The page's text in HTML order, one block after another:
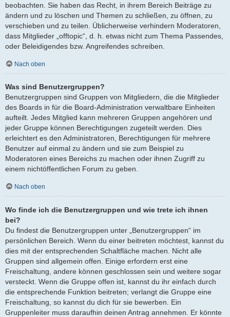
beobachten. Sie haben das Recht, in ihrem Bereich Beiträge zu
ändern und zu löschen und Themen zu schließen, zu öffnen, zu
verschieben und zu teilen. Üblicherweise verhindern Moderatoren,
dass Mitglieder „offtopic“, d. h. etwas nicht zum Thema Passendes,
oder Beleidigendes bzw. Angreifendes schreiben.
Nach oben
Was sind Benutzergruppen?
Benutzergruppen sind Gruppen von Mitgliedern, die die Mitglieder
des Boards in für die Board-Administration verwaltbare Einheiten
aufteilt. Jedes Mitglied kann mehreren Gruppen angehören und
jeder Gruppe können Berechtigungen zugeteilt werden. Dies
erleichtert es den Administratoren, Berechtigungen für mehrere
Benutzer auf einmal zu ändern und sie zum Beispiel zu
Moderatoren eines Bereichs zu machen oder ihnen Zugriff zu
einem nichtöffentlichen Forum zu geben.
Nach oben
Wo finde ich die Benutzergruppen und wie trete ich ihnen
bei?
Du findest die Benutzergruppen unter „Benutzergruppen“ im
persönlichen Bereich. Wenn du einer beitreten möchtest, kannst du
dies mit der entsprechenden Schaltfläche machen. Nicht alle
Gruppen sind allgemein offen. Einige erfordern erst eine
Freischaltung, andere können geschlossen sein und weitere sogar
versteckt. Wenn die Gruppe offen ist, kannst du ihr einfach durch
die entsprechende Funktion beitreten; verlangt die Gruppe eine
Freischaltung, so kannst du dich für sie bewerben. Ein
Gruppenleiter muss daraufhin deinen Antrag annehmen. Er könnte